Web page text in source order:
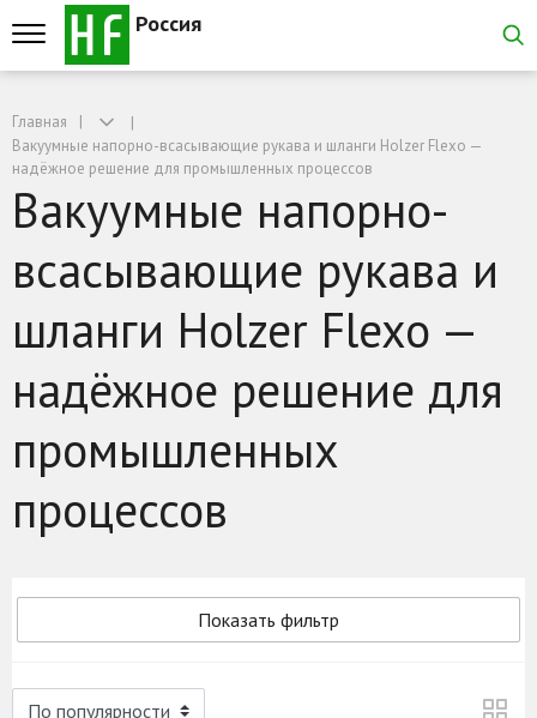
Россия
Главная
Вакуумные напорно-всасывающие рукава и шланги Holzer Flexo —
надёжное решение для промышленных процессов
Вакуумные напорно-
всасывающие рукава и
шланги Holzer Flexo —
надёжное решение для
промышленных
процессов
Показать фильтр